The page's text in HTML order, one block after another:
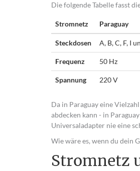
Die folgende Tabelle fasst
Stromnetz Paraguay
Steckdosen A, B, C, F, I
Frequenz 50 Hz
Spannung 220 V
Da in Paraguay eine
abdecken kann - in
Universaladapter nie eine
Wie wäre es, wenn du dein
Stromnetz